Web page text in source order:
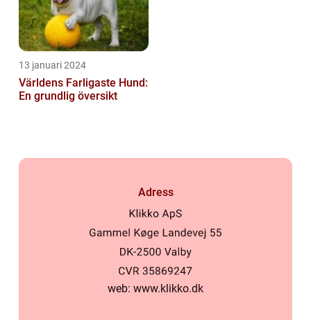
13 januari 2024
Världens Farligaste Hund:
En grundlig översikt
Adress
web: www.klikko.dk